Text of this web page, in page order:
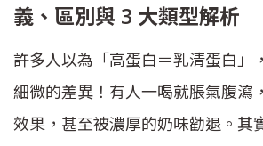
義、區別與 3 大類型解析
許多人以為「高蛋白＝乳清蛋白」
細微的差異！有人一喝就脹氣腹瀉
效果，甚至被濃厚的奶味勸退。其